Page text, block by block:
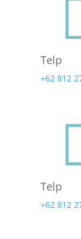
Telp
+62 812
Telp
+62 812